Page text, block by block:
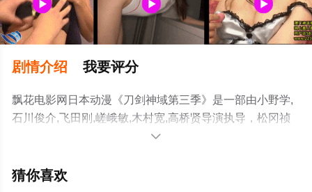
剧情介绍 我要评分
飘花电影网日本动漫《刀剑神域第三季》是一部由小野学,
石川俊介,飞田刚,嵯峨敏,木村宽,高桥贤导演执导，松冈祯
丞,户松遥,岛崎信长,茅野爱衣,平田广明,安元洋贵,高垣彩阳,
精彩演绎的日本动漫，大结局剧情已揭晓（已完结），手

猜你喜欢